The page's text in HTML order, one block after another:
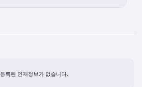
등록된 인재정보가 없습니다.